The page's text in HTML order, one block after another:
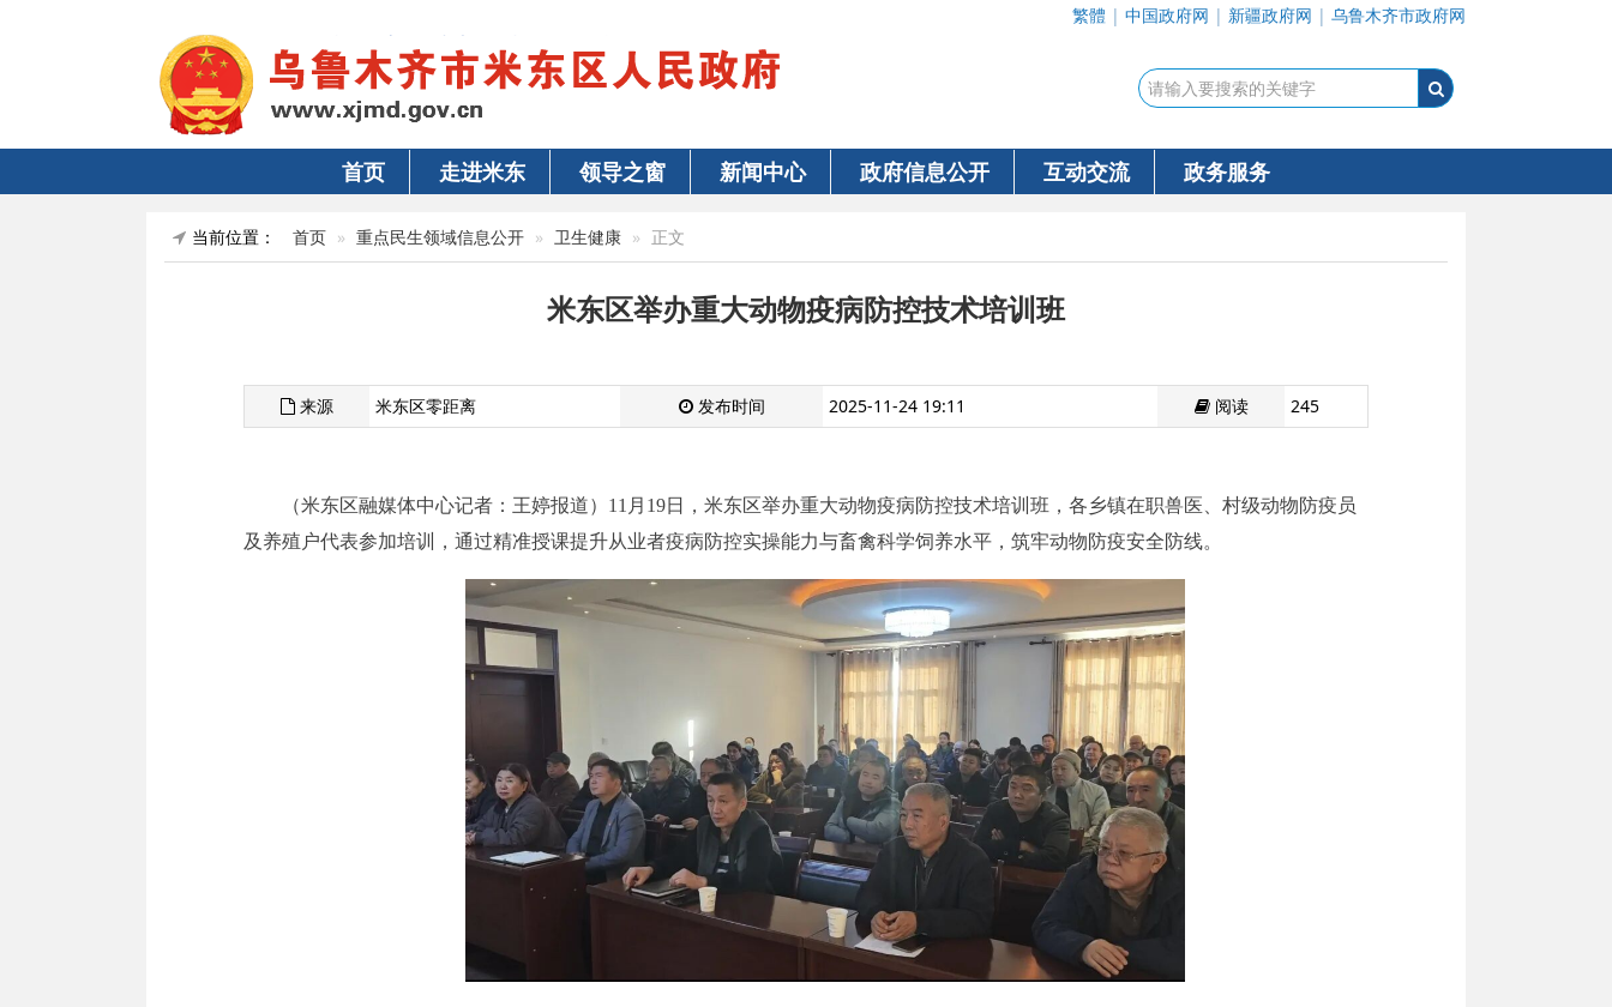
繁體 | 中国政府网 | 新疆政府网 | 乌鲁木齐市政府网
首页 走进米东 领导之窗 新闻中心 政府信息公开 互动交流 政务服务
当前位置： 首页 重点民生领域信息公开 卫生健康 正文
米东区举办重大动物疫病防控技术培训班
来源 米东区零距离 发布时间 2025-11-24 19:11 阅读 245
（米东区融媒体中心记者：王婷报道）11月19日，米东区举办重大动物疫病防控技术培训班，各乡镇在职兽医、村级动物防疫员
及养殖户代表参加培训，通过精准授课提升从业者疫病防控实操能力与畜禽科学饲养水平，筑牢动物防疫安全防线。